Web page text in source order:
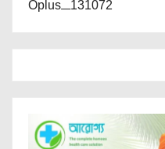
Oplus_131072